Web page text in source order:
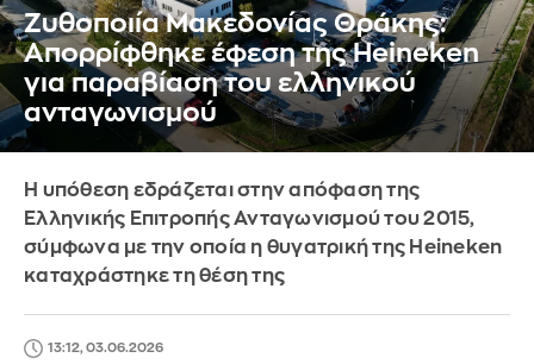
Ζυθοποιία Μακεδονίας Θράκης:
Απορρίφθηκε έφεση της Heineken
για παραβίαση του ελληνικού
ανταγωνισμού
Η υπόθεση εδράζεται στην απόφαση της
Ελληνικής Επιτροπής Ανταγωνισμού του 2015,
σύμφωνα με την οποία η θυγατρική της Heineken
καταχράστηκε τη θέση της
13:12, 03.06.2026